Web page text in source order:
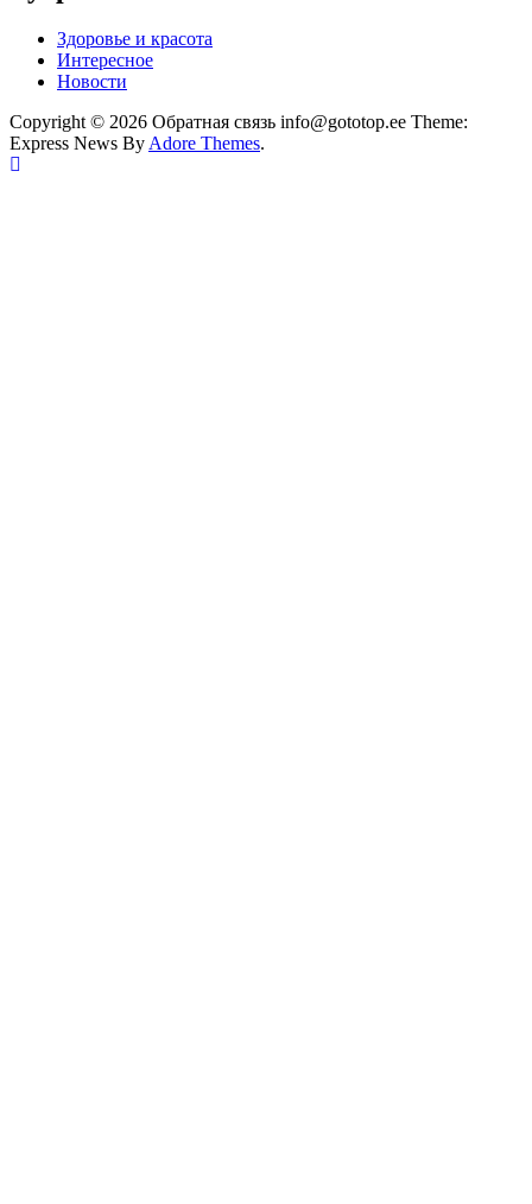
Здоровье и красота
Интересное
Новости
Copyright © 2026 Обратная связь info@gototop.ee Theme:
Express News By Adore Themes.